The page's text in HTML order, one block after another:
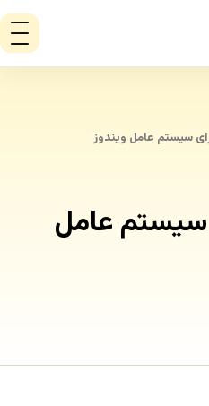
سیستم عامل ویندوز
سیستم عامل